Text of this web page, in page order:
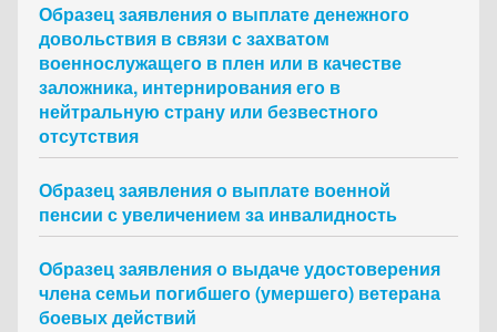
Образец заявления о выплате денежного
довольствия в связи с захватом
военнослужащего в плен или в качестве
заложника, интернирования его в
нейтральную страну или безвестного
отсутствия
Образец заявления о выплате военной
пенсии с увеличением за инвалидность
Образец заявления о выдаче удостоверения
члена семьи погибшего (умершего) ветерана
боевых действий